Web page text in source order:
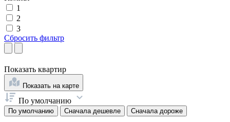
1
2
3
Сбросить фильтр
Показать квартир
Показать на карте
По умолчанию
По умолчанию Сначала дешевле Сначала дороже